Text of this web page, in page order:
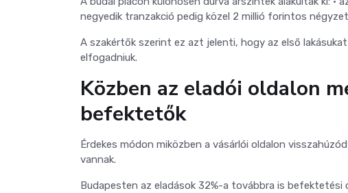
negyedik tranzakció pedig közel 2 millió forintos
A szakértők szerint ez azt jelenti, hogy az első
elfogadniuk.
Közben az eladói oldalon
befektetők
Érdekes módon miközben a vásárlói oldalon
vannak.
Budapesten az eladások 32%-a továbbra is